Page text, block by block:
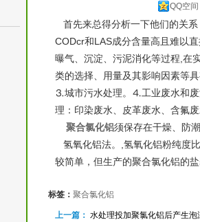
QQ空间
首先来总得分析一下他们的关
CODcr和LAS成分含量高且难以
曝气、沉淀、污泥消化等过程,在
类的选择、用量及其影响因素等
⒊城市污水处理。⒋工业废水和废
理：印染废水、皮革废水、含氟
聚合氯化铝须保存在干燥、防
氢氧化铝法。,氢氧化铝粉纯度
较简单，但生产的聚合氯化铝的
标签： 聚合氯化铝
上一篇： 水处理投加聚氯化铝后产生